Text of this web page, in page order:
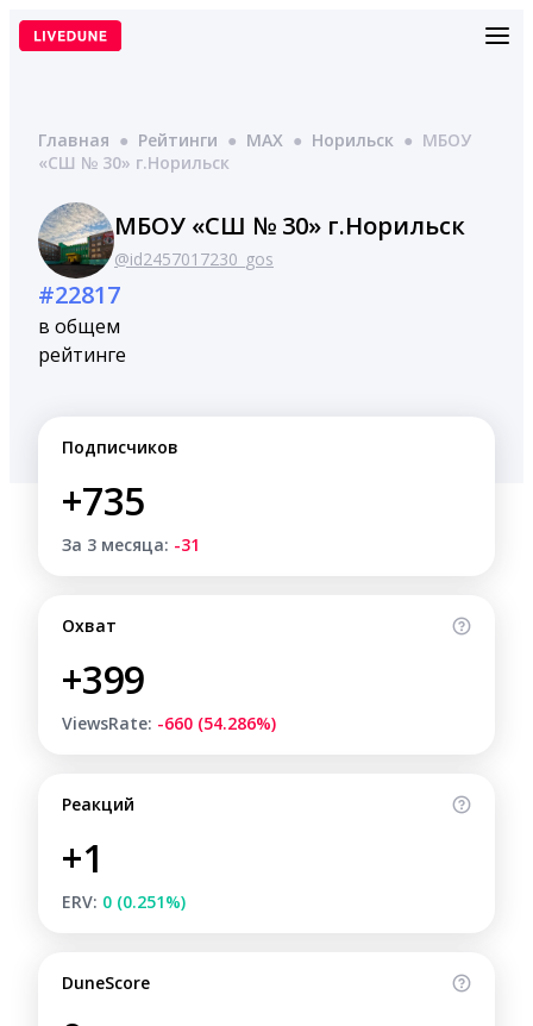
Перейти
Главная ● Рейтинги ● MAX ● Норильск ● МБОУ
«СШ № 30» г.Норильск
МБОУ «СШ № 30» г.Норильск
@id2457017230_gos
#22817
в общем
рейтинге
Подписчиков
+735
За 3 месяца: -31
Охват
+399
ViewsRate: -660 (54.286%)
Реакций
+1
ERV: 0 (0.251%)
DuneScore